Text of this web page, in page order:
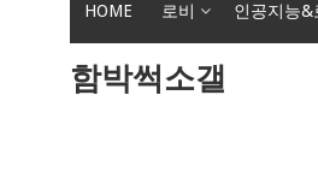
HOME 로비 인공지능&
함박썩소갤